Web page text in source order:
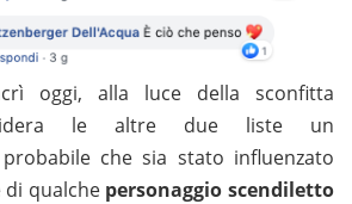
oggi, alla luce della sconfitta
le altre due liste un
probabile che sia stato influenzato
di qualche personaggio scendiletto